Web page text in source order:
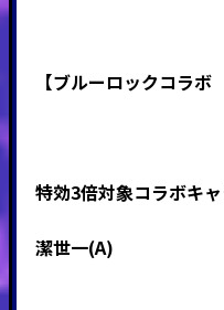
【ブルーロックコラ
特効3倍対象コラボキ
潔世一(A)